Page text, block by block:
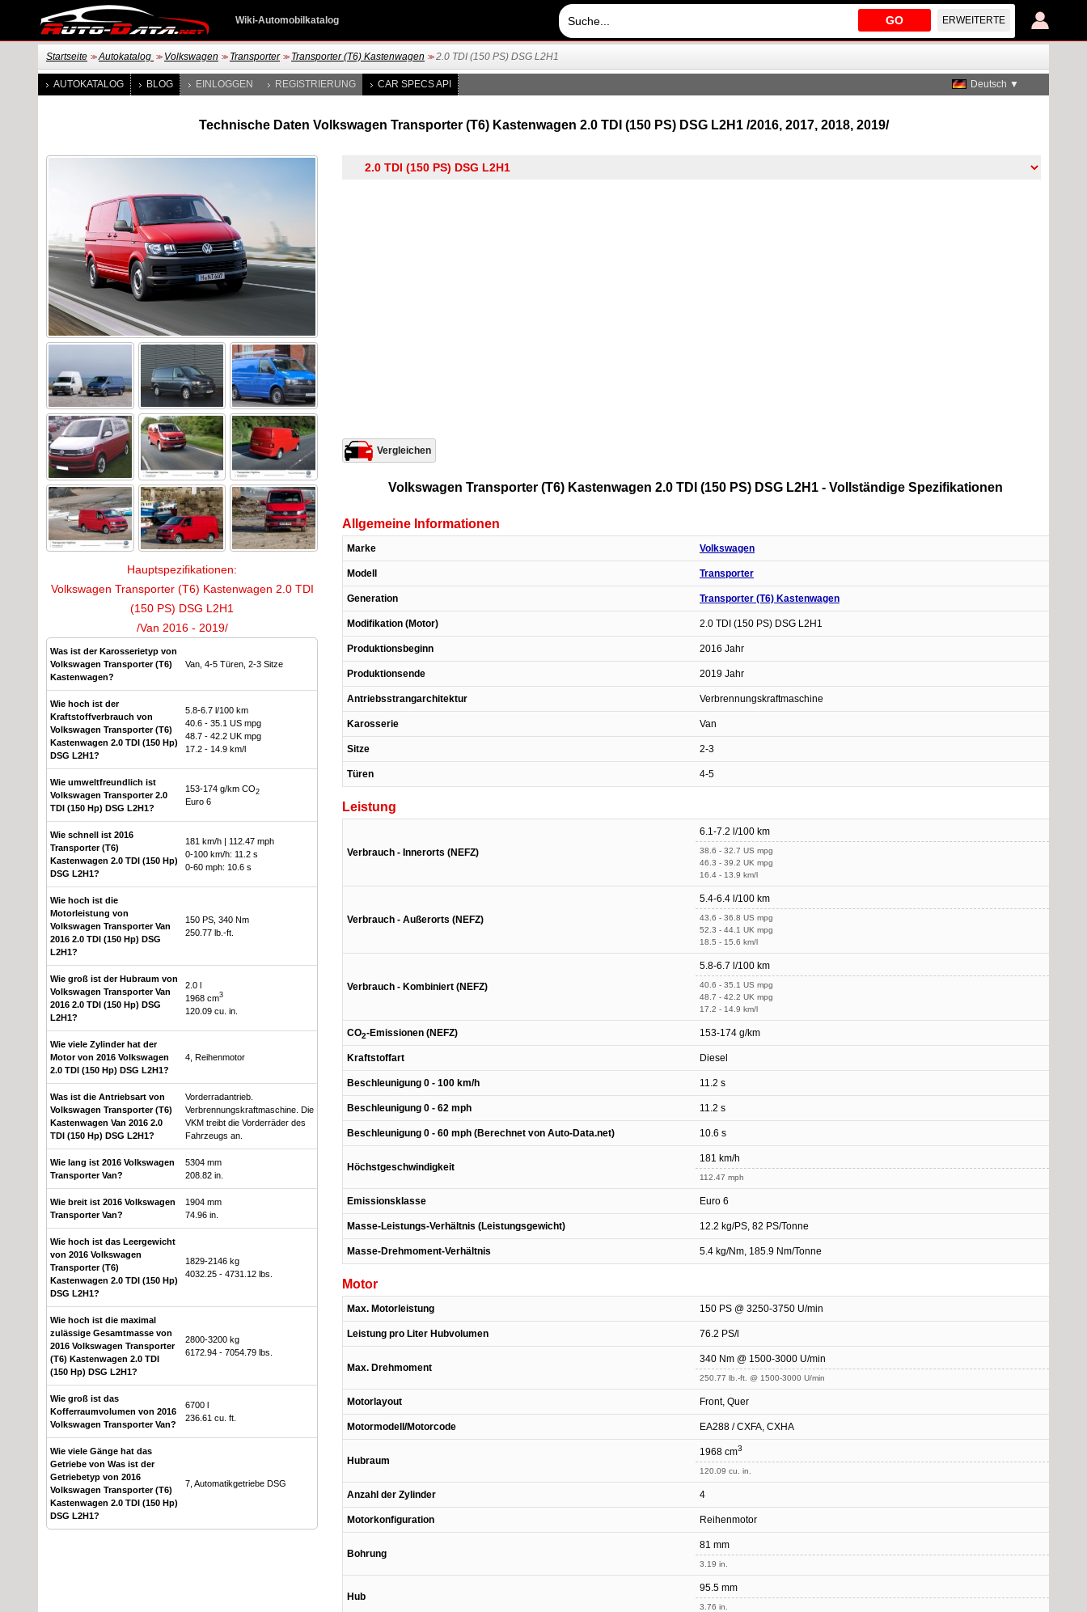
GO ERWEITERTE
Wiki-Automobilkatalog
Startseite >> Autokatalog >> Volkswagen >> Transporter >> Transporter (T6) Kastenwagen >> 2.0 TDI (150 PS) DSG L2H1
AUTOKATALOG BLOG EINLOGGEN REGISTRIERUNG CAR SPECS API Deutsch ▼
Technische Daten Volkswagen Transporter (T6) Kastenwagen 2.0 TDI (150 PS) DSG L2H1 /2016, 2017, 2018, 2019/
Hauptspezifikationen:
Volkswagen Transporter (T6) Kastenwagen 2.0 TDI
(150 PS) DSG L2H1
/Van 2016 - 2019/
Was ist der Karosserietyp von
Volkswagen Transporter (T6)
Kastenwagen?
Van, 4-5 Türen, 2-3 Sitze
Wie hoch ist der
Kraftstoffverbrauch von
Volkswagen Transporter (T6)
Kastenwagen 2.0 TDI (150 Hp)
DSG L2H1?
5.8-6.7 l/100 km
40.6 - 35.1 US mpg
48.7 - 42.2 UK mpg
17.2 - 14.9 km/l
Wie umweltfreundlich ist
Volkswagen Transporter 2.0
TDI (150 Hp) DSG L2H1?
153-174 g/km CO2
Euro 6
Wie schnell ist 2016
Transporter (T6)
Kastenwagen 2.0 TDI (150 Hp)
DSG L2H1?
181 km/h | 112.47 mph
0-100 km/h: 11.2 s
0-60 mph: 10.6 s
Wie hoch ist die
Motorleistung von
Volkswagen Transporter Van
2016 2.0 TDI (150 Hp) DSG
L2H1?
150 PS, 340 Nm
250.77 lb.-ft.
Wie groß ist der Hubraum von
Volkswagen Transporter Van
2016 2.0 TDI (150 Hp) DSG
L2H1?
2.0 l
1968 cm3
120.09 cu. in.
Wie viele Zylinder hat der
Motor von 2016 Volkswagen
2.0 TDI (150 Hp) DSG L2H1?
4, Reihenmotor
Was ist die Antriebsart von
Volkswagen Transporter (T6)
Kastenwagen Van 2016 2.0
TDI (150 Hp) DSG L2H1?
Vorderradantrieb.
Verbrennungskraftmaschine. Die
VKM treibt die Vorderräder des
Fahrzeugs an.
Wie lang ist 2016 Volkswagen
Transporter Van?
5304 mm
208.82 in.
Wie breit ist 2016 Volkswagen
Transporter Van?
1904 mm
74.96 in.
Wie hoch ist das Leergewicht
von 2016 Volkswagen
Transporter (T6)
Kastenwagen 2.0 TDI (150 Hp)
DSG L2H1?
1829-2146 kg
4032.25 - 4731.12 lbs.
Wie hoch ist die maximal
zulässige Gesamtmasse von
2016 Volkswagen Transporter
(T6) Kastenwagen 2.0 TDI
(150 Hp) DSG L2H1?
2800-3200 kg
6172.94 - 7054.79 lbs.
Wie groß ist das
Kofferraumvolumen von 2016
Volkswagen Transporter Van?
6700 l
236.61 cu. ft.
Wie viele Gänge hat das
Getriebe von Was ist der
Getriebetyp von 2016
Volkswagen Transporter (T6)
Kastenwagen 2.0 TDI (150 Hp)
DSG L2H1?
7, Automatikgetriebe DSG
Vergleichen
Volkswagen Transporter (T6) Kastenwagen 2.0 TDI (150 PS) DSG L2H1 - Vollständige Spezifikationen
Allgemeine Informationen
Marke Volkswagen
Modell Transporter
Generation Transporter (T6) Kastenwagen
Modifikation (Motor) 2.0 TDI (150 PS) DSG L2H1
Produktionsbeginn 2016 Jahr
Produktionsende 2019 Jahr
Antriebsstrangarchitektur Verbrennungskraftmaschine
Karosserie Van
Sitze 2-3
Türen 4-5
Leistung
Verbrauch - Innerorts (NEFZ)
6.1-7.2 l/100 km
38.6 - 32.7 US mpg
46.3 - 39.2 UK mpg
16.4 - 13.9 km/l
Verbrauch - Außerorts (NEFZ)
5.4-6.4 l/100 km
43.6 - 36.8 US mpg
52.3 - 44.1 UK mpg
18.5 - 15.6 km/l
Verbrauch - Kombiniert (NEFZ)
5.8-6.7 l/100 km
40.6 - 35.1 US mpg
48.7 - 42.2 UK mpg
17.2 - 14.9 km/l
CO2-Emissionen (NEFZ) 153-174 g/km
Kraftstoffart Diesel
Beschleunigung 0 - 100 km/h 11.2 s
Beschleunigung 0 - 62 mph 11.2 s
Beschleunigung 0 - 60 mph (Berechnet von Auto-Data.net) 10.6 s
Höchstgeschwindigkeit
181 km/h
112.47 mph
Emissionsklasse Euro 6
Masse-Leistungs-Verhältnis (Leistungsgewicht) 12.2 kg/PS, 82 PS/Tonne
Masse-Drehmoment-Verhältnis 5.4 kg/Nm, 185.9 Nm/Tonne
Motor
Max. Motorleistung 150 PS @ 3250-3750 U/min
Leistung pro Liter Hubvolumen 76.2 PS/l
Max. Drehmoment
340 Nm @ 1500-3000 U/min
250.77 lb.-ft. @ 1500-3000 U/min
Motorlayout Front, Quer
Motormodell/Motorcode EA288 / CXFA, CXHA
Hubraum
1968 cm3
120.09 cu. in.
Anzahl der Zylinder 4
Motorkonfiguration Reihenmotor
Bohrung
81 mm
3.19 in.
Hub
95.5 mm
3.76 in.